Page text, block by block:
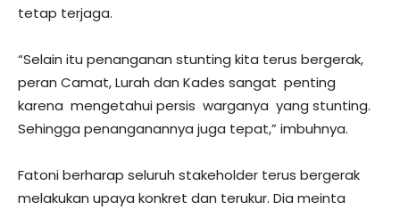
tetap terjaga.
“Selain itu penanganan stunting kita terus bergerak,
peran Camat, Lurah dan Kades sangat penting
karena mengetahui persis warganya yang stunting.
Sehingga penanganannya juga tepat,” imbuhnya.
Fatoni berharap seluruh stakeholder terus bergerak
melakukan upaya konkret dan terukur. Dia meinta